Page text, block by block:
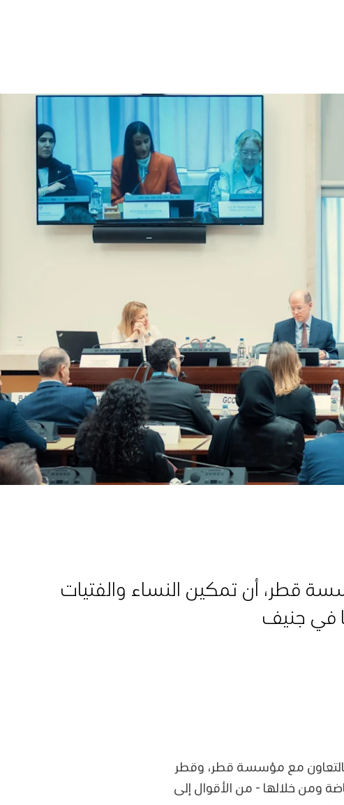
قطر، أن تمكين النساء والفتيات
في جنيف
الدائم لدولة قطر لدى مكتب الأمم المتحدة بجنيف، بتاريخ 16 يونيو 2026، بالتعاون مع مؤسسة قطر، وقطر
ومن خلالها - من الأقوال إلى